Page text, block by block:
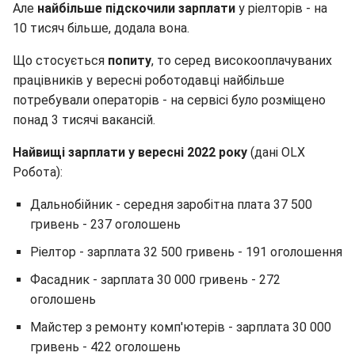
Але найбільше підскочили зарплати у ріелторів - на
10 тисяч більше, додала вона.
Що стосується попиту, то серед високооплачуваних
працівників у вересні роботодавці найбільше
потребували операторів - на сервісі було розміщено
понад 3 тисячі вакансій.
Найвищі зарплати у вересні 2022 року (дані OLX
Робота):
Дальнобійник - середня заробітна плата 37 500
гривень - 237 оголошень
Ріелтор - зарплата 32 500 гривень - 191 оголошення
Фасадник - зарплата 30 000 гривень - 272
оголошень
Майстер з ремонту комп'ютерів - зарплата 30 000
гривень - 422 оголошень